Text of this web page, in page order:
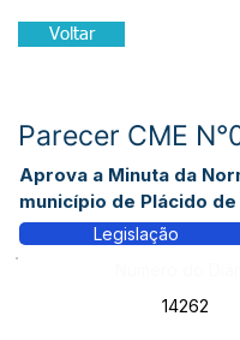
Voltar
Parecer CME
Aprova a Minuta da
município de Plácido
Legislação
14262